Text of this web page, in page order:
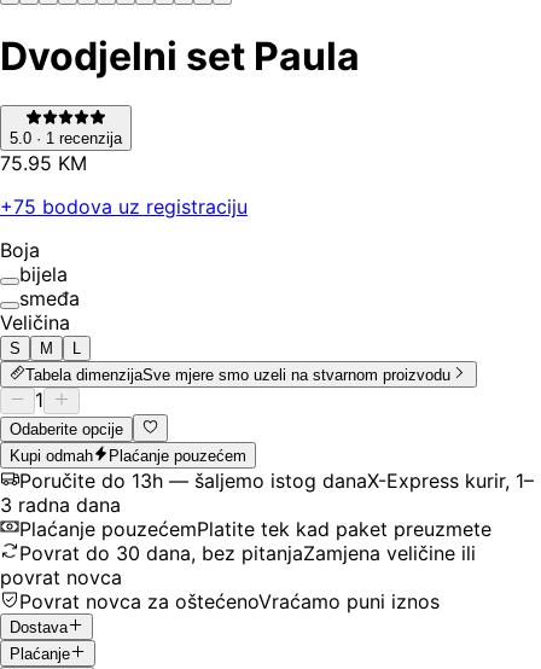
Dvodjelni set Paula
5.0 · 1 recenzija
75.95 KM
+75 bodova uz registraciju
Boja
bijela
smeđa
Veličina
S M
L
Tabela dimenzijaSve mjere smo uzeli na stvarnom proizvodu
1
Odaberite opcije
Kupi odmah
Plaćanje pouzećem
Poručite do 13h — šaljemo istog danaX-Express kurir, 1–
3 radna dana
Plaćanje pouzećemPlatite tek kad paket preuzmete
Povrat do 30 dana, bez pitanjaZamjena veličine ili
povrat novca
Povrat novca za oštećenoVraćamo puni iznos
Dostava
Plaćanje